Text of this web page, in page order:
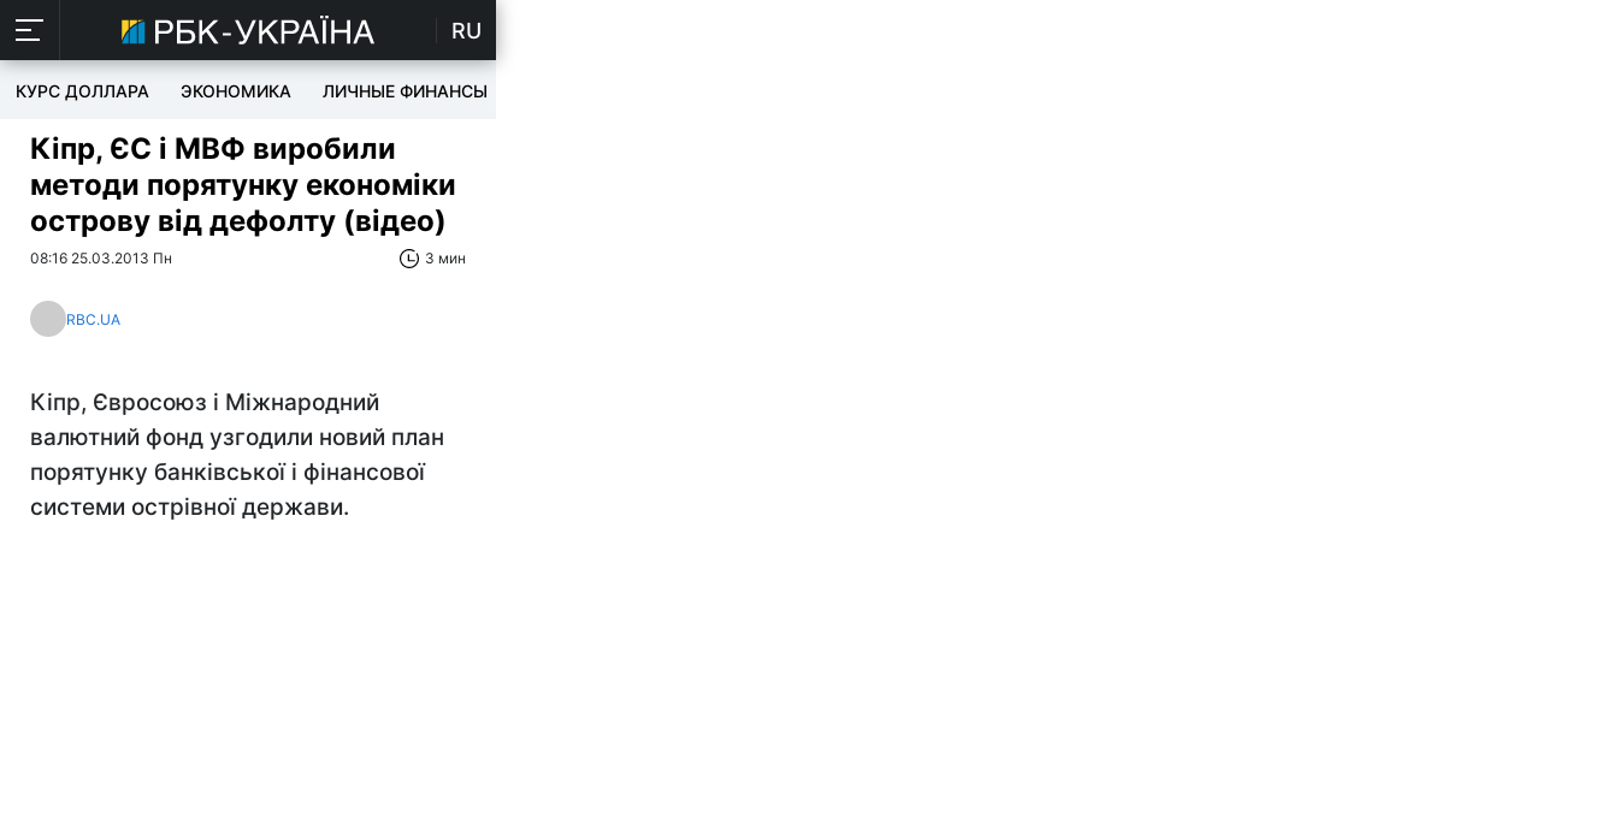
RU
КУРС ДОЛЛАРА ЭКОНОМИКА ЛИЧНЫЕ ФИНАНСЫ
Кіпр, ЄС і МВФ виробили
методи порятунку економіки
острову від дефолту (відео)
08:16 25.03.2013 Пн 3 мин
RBC.UA
Кіпр, Євросоюз і Міжнародний
валютний фонд узгодили новий план
порятунку банківської і фінансової
системи острівної держави.